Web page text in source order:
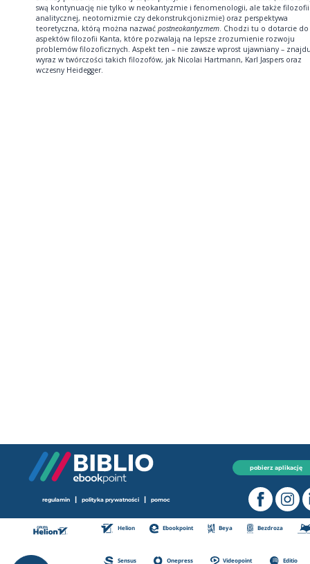
swą kontynuację nie tylko w neokantyzmie i fenomenologii, ale także filozofii
analitycznej, neotomizmie czy dekonstrukcjonizmie) oraz perspektywa
teoretyczna, którą można nazwać postneokantyzmem. Chodzi tu o dotarcie do
aspektów filozofii Kanta, które pozwalają na lepsze zrozumienie rozwoju
problemów filozoficznych. Aspekt ten – nie zawsze wprost ujawniany –
wyraz w twórczości takich filozofów, jak Nicolai Hartmann, Karl Jaspers oraz
wczesny Heidegger.
pobierz aplikację
regulamin | polityka prywatności | pomoc
Helion Ebookpoint Beya Bezdroza
Sensus Onepress Videopoint Editio